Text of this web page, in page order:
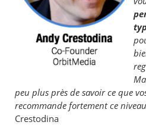
peu plus près de savoir ce que
recommande fortement ce
Crestodina